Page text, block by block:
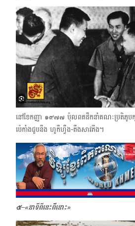
នៅខែកញ្ញា ๑๙๗๗ ប៉ុលពត​ដឹកនាំគណៈប្រតិភូបក្
ប៉េកាំងជួបនឹង ហួកឹហ្វឹង-តឹងសាវភីង។
๕–«នាទីពីនេះពី័នោះ»